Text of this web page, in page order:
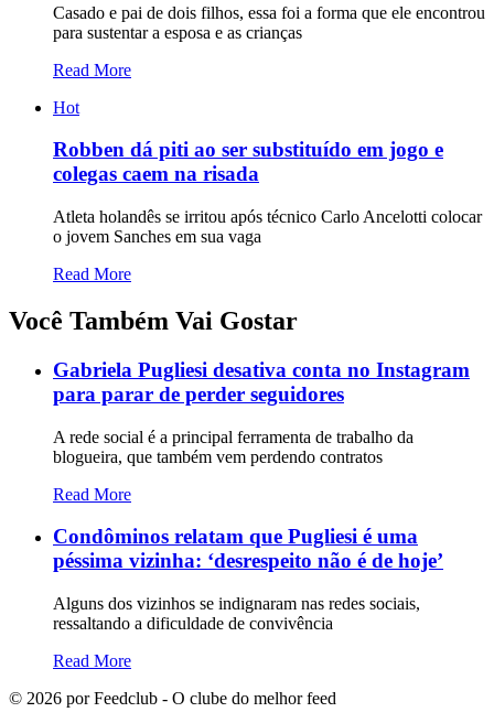
Casado e pai de dois filhos, essa foi a forma que ele encontrou
para sustentar a esposa e as crianças
Read More
Hot
Robben dá piti ao ser substituído em jogo e
colegas caem na risada
Atleta holandês se irritou após técnico Carlo Ancelotti colocar
o jovem Sanches em sua vaga
Read More
Você Também Vai Gostar
Gabriela Pugliesi desativa conta no Instagram
para parar de perder seguidores
A rede social é a principal ferramenta de trabalho da
blogueira, que também vem perdendo contratos
Read More
Condôminos relatam que Pugliesi é uma
péssima vizinha: ‘desrespeito não é de hoje’
Alguns dos vizinhos se indignaram nas redes sociais,
ressaltando a dificuldade de convivência
Read More
© 2026 por Feedclub - O clube do melhor feed